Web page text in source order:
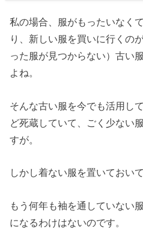
私の場合、服がもったいなく
り、新しい服を買いに行くの
った服が見つからない）古い
よね。
そんな古い服を今でも活用し
ど死蔵していて、ごく少ない
すが。
しかし着ない服を置いておい
もう何年も袖を通していない
になるわけはないのです。